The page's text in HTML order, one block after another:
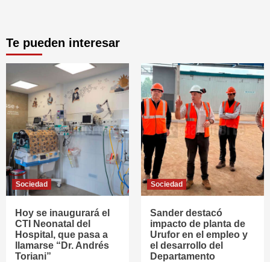
Te pueden interesar
Sociedad
Hoy se inaugurará el
CTI Neonatal del
Hospital, que pasa a
llamarse “Dr. Andrés
Toriani”
Sociedad
Sander destacó
impacto de planta de
Urufor en el empleo y
el desarrollo del
Departamento